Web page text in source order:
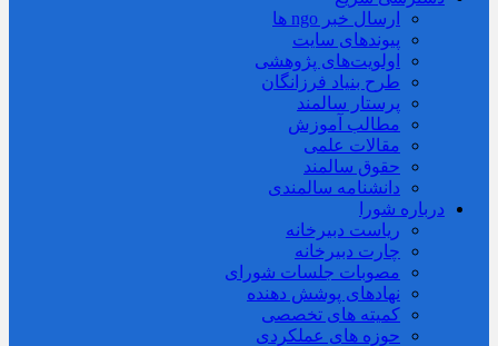
ارسال خبر ngo ها
پیوندهای سایت
اولویت‌های پژوهشی
طرح بنیاد فرزانگان
پرستار سالمند
مطالب آموزش
مقالات علمی
حقوق سالمند
دانشنامه سالمندی
درباره شورا
ریاست دبیرخانه
چارت دبیرخانه
مصوبات جلسات شورای
نهادهای پوشش دهنده
کمیته های تخصصی
حوزه های عملکردی